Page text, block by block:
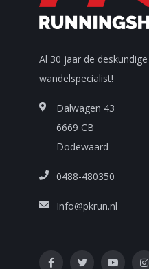
Al 30 jaar de
wandelspecialist!
Dalwagen 43
6669 CB
Dodewaard
0488-480350
Info@pkrun.nl